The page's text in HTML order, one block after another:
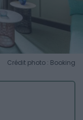
Crédit photo : Booking